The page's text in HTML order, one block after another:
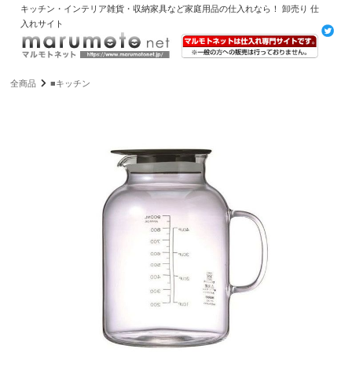
キッチン・インテリア雑貨・収納家具など家庭用品の仕入れなら！ 卸売り 仕
入れサイト
全商品 ■キッチン